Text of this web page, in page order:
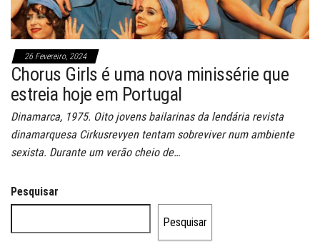
26 Fevereiro, 2024
Chorus Girls é uma nova minissérie que
estreia hoje em Portugal
Dinamarca, 1975. Oito jovens bailarinas da lendária revista
dinamarquesa Cirkusrevyen tentam sobreviver num ambiente
sexista. Durante um verão cheio de…
Pesquisar
Pesquisar